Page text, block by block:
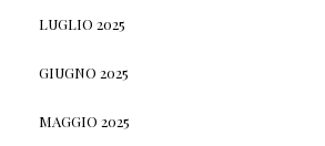
LUGLIO 2025
GIUGNO 2025
MAGGIO 2025